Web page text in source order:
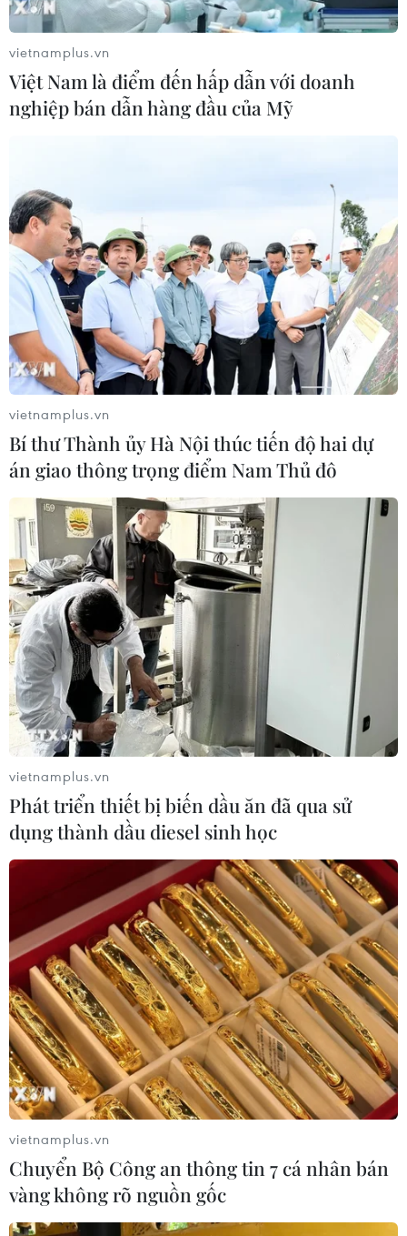
vietnamplus.vn
Việt Nam là điểm đến hấp dẫn với doanh
nghiệp bán dẫn hàng đầu của Mỹ
vietnamplus.vn
Bí thư Thành ủy Hà Nội thúc tiến độ hai dự
án giao thông trọng điểm Nam Thủ đô
vietnamplus.vn
Phát triển thiết bị biến dầu ăn đã qua sử
dụng thành dầu diesel sinh học
vietnamplus.vn
Chuyển Bộ Công an thông tin 7 cá nhân bán
vàng không rõ nguồn gốc